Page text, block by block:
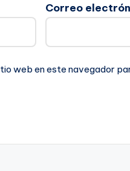
Correo
web en este navegador